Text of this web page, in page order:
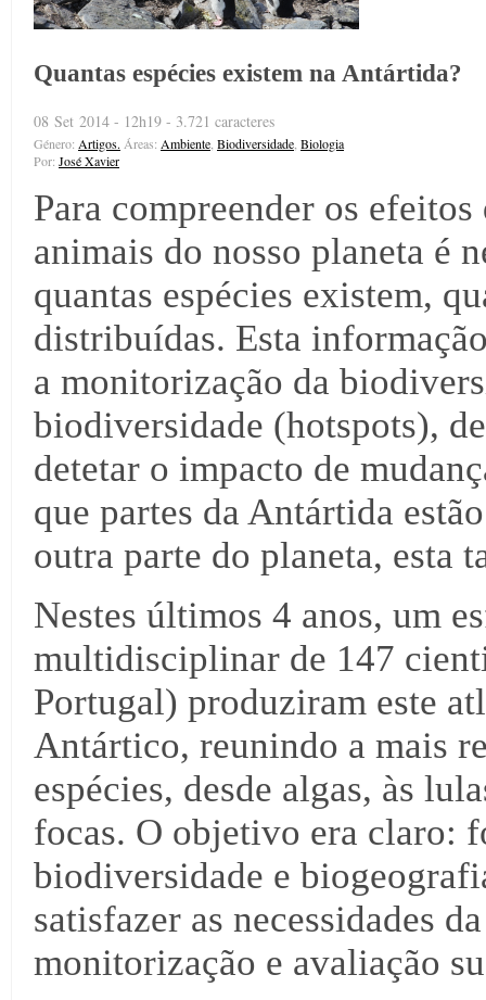
Quantas espécies existem na Antártida?
08 Set 2014 - 12h19 - 3.721 caracteres
Género: Artigos. Áreas: Ambiente, Biodiversidade, Biologia
Por: José Xavier
Para compreender os
animais do nosso planeta é
quantas espécies existem,
distribuídas. Esta
a monitorização da
biodiversidade (hotspots),
detetar o impacto de
que partes da Antártida
outra parte do planeta, esta
Nestes últimos 4 anos, um
multidisciplinar de 147
Portugal) produziram este
Antártico, reunindo a mais
espécies, desde algas, às
focas. O objetivo era claro:
biodiversidade e
satisfazer as necessidades
monitorização e avaliação